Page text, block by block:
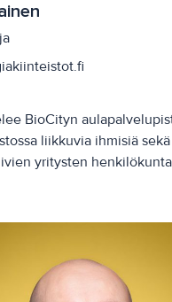
BioCityn
liikkuvia ihmisiä
yritysten